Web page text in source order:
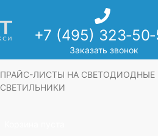
+7 (495)
Заказать звонок
ПРАЙС-ЛИСТЫ НА СВЕТОДИОДНЫЕ
СВЕТИЛЬНИКИ